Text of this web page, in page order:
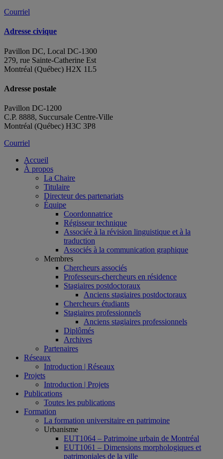
Courriel
Adresse civique
Pavillon DC, Local DC-1300
279, rue Sainte-Catherine Est
Montréal (Québec) H2X 1L5
Adresse postale
Pavillon DC-1200
C.P. 8888, Succursale Centre-Ville
Montréal (Québec) H3C 3P8
Courriel
Accueil
À propos
La Chaire
Titulaire
Directeur des partenariats
Équipe
Coordonnatrice
Régisseur technique
Associée à la révision linguistique et à la
traduction
Associés à la communication graphique
Membres
Chercheurs associés
Professeurs-chercheurs en résidence
Stagiaires postdoctoraux
Anciens stagiaires postdoctoraux
Chercheurs étudiants
Stagiaires professionnels
Anciens stagiaires professionnels
Diplômés
Archives
Partenaires
Réseaux
Introduction | Réseaux
Projets
Introduction | Projets
Publications
Toutes les publications
Formation
La formation universitaire en patrimoine
Urbanisme
EUT1064 – Patrimoine urbain de Montréal
EUT1061 – Dimensions morphologiques et
patrimoniales de la ville